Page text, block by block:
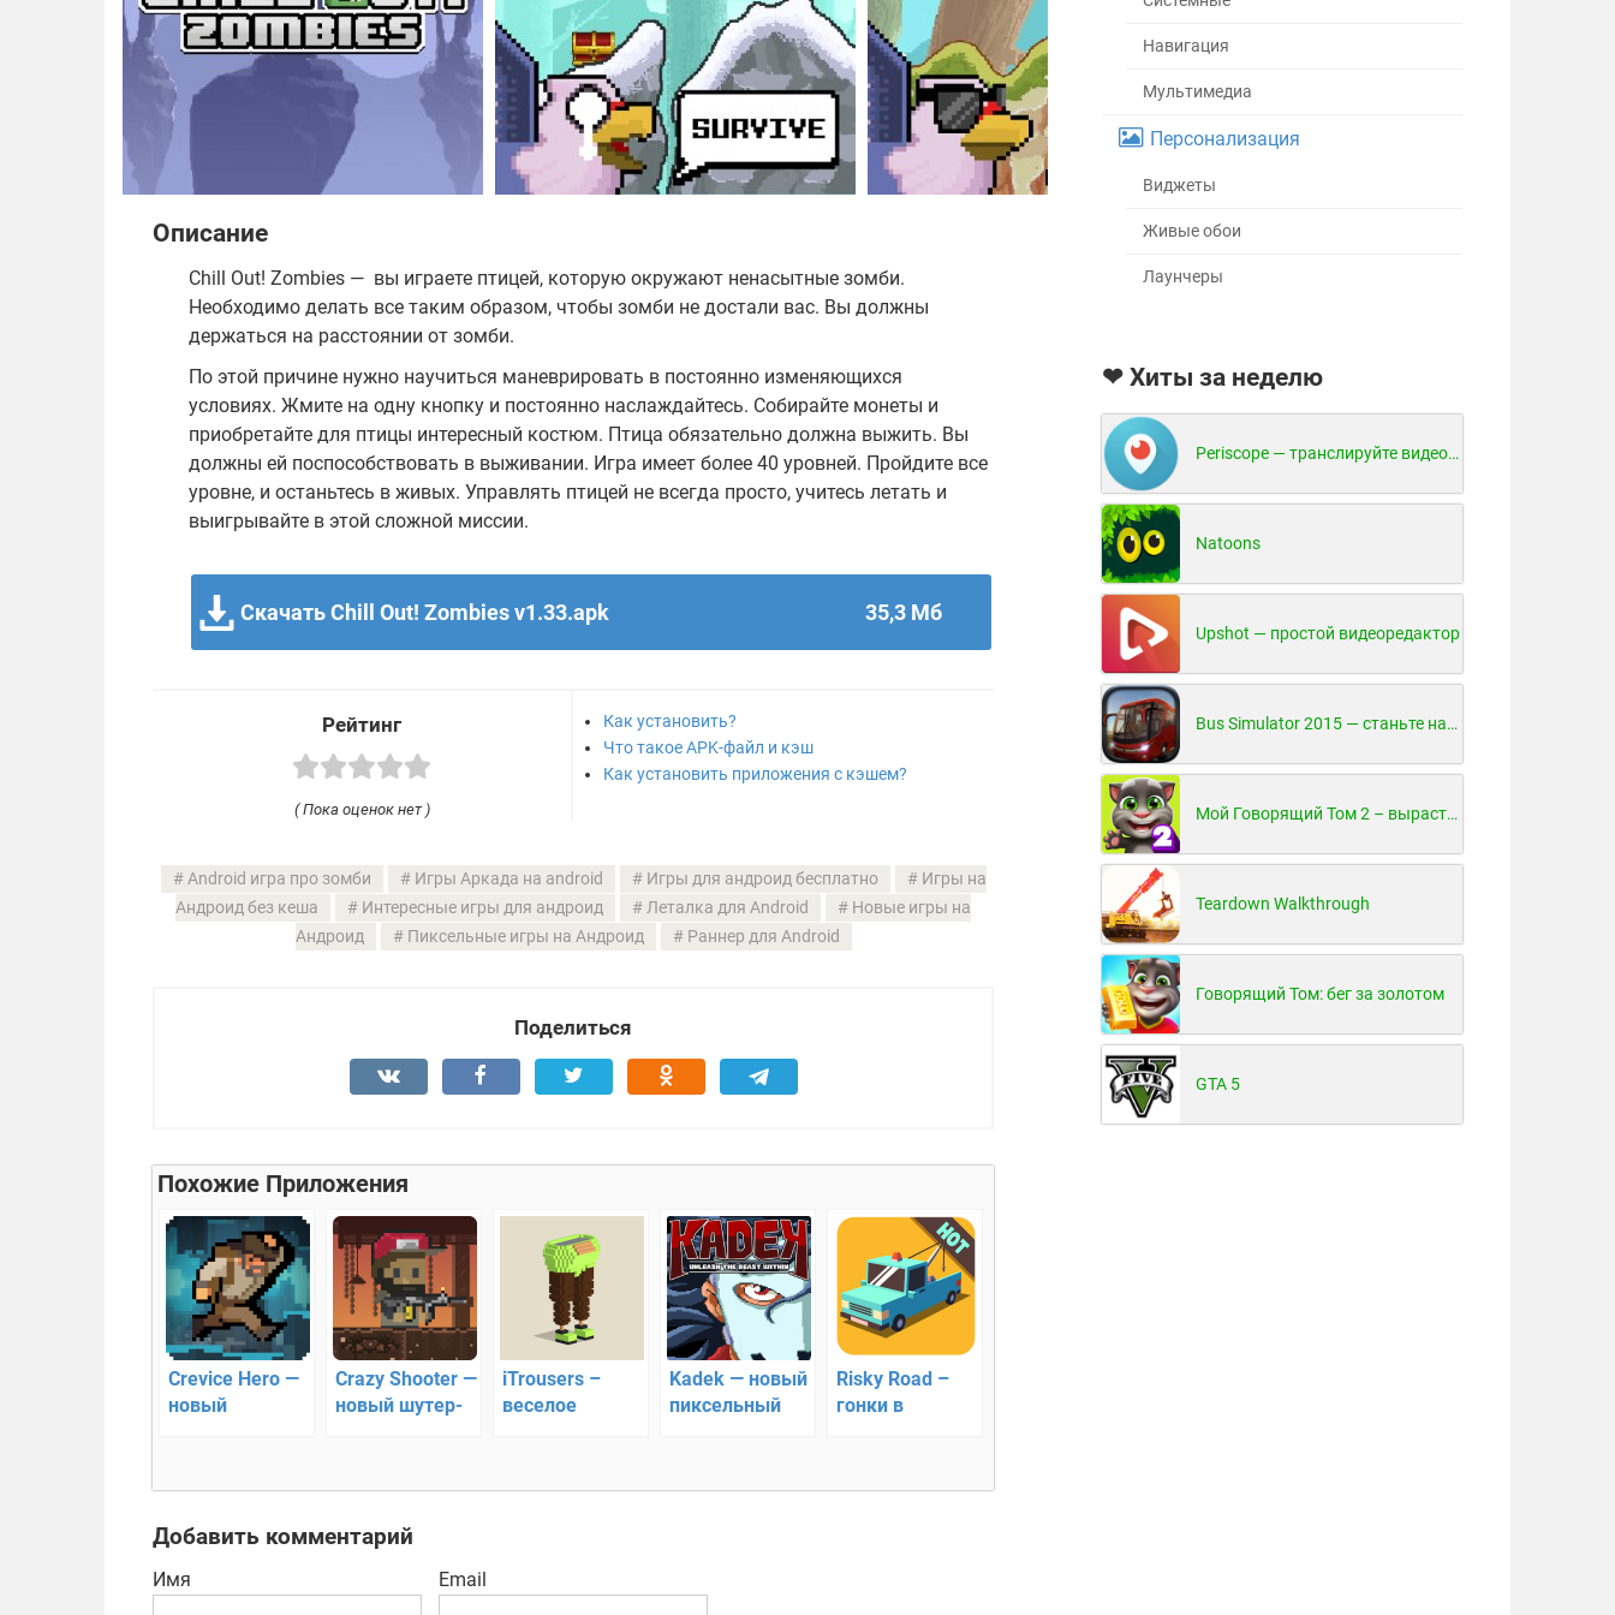
Описание
Chill Out! Zombies — вы играете птицей, которую окружают ненасытные зомби.
Необходимо делать все таким образом, чтобы зомби не достали вас. Вы должны
держаться на расстоянии от зомби.
По этой причине нужно научиться маневрировать в постоянно изменяющихся
условиях. Жмите на одну кнопку и постоянно наслаждайтесь. Собирайте монеты и
приобретайте для птицы интересный костюм. Птица обязательно должна выжить. Вы
должны ей поспособствовать в выживании. Игра имеет более 40 уровней. Пройдите все
уровне, и останьтесь в живых. Управлять птицей не всегда просто, учитесь летать и
выигрывайте в этой сложной миссии.
Скачать Chill Out! Zombies v1.33.apk 35,3 Мб
Рейтинг
( Пока оценок нет )
Как установить?
Что такое APK-файл и кэш
Как установить приложения с кэшем?
Android игра про зомби Игры Аркада на android Игры для андроид бесплатно
Игры на
Андроид без кеша
Интересные игры для андроид Леталка для Android
Новые игры на
Андроид
Пиксельные игры на Андроид Раннер для Android
Поделиться
Похожие Приложения
Crevice Hero —
новый
Crazy Shooter —
новый шутер-
iTrousers –
веселое
Kadek — новый
пиксельный
Risky Road –
гонки в
Добавить комментарий
Имя Email
Навигация
Мультимедиа
Персонализация
Виджеты
Живые обои
Лаунчеры
❤ Хиты за неделю
Periscope — транслируйте видео в реальном времени!
Natoons
Upshot — простой видеоредактор
Bus Simulator 2015 — станьте настоящим водителем автобуса!
Мой Говорящий Том 2 – вырасти и воспитай своего котенка
Teardown Walkthrough
Говорящий Том: бег за золотом
GTA 5